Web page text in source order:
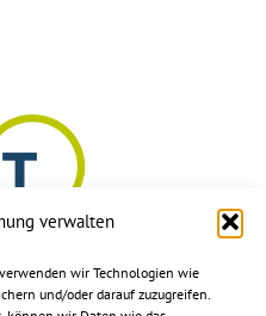
verwalten
wir Technologien wie
und/oder darauf zuzugreifen.